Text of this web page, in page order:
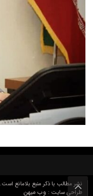
نشر مطالب با ذکر منبع بلامانع است.
طراحی سایت : وب میهن